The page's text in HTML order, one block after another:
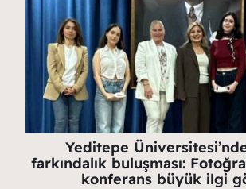
Yeditepe
farkındalık buluşması:
konferans büyük ilgi